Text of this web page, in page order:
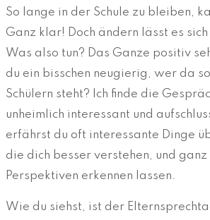
So lange in der Schule zu bleiben,
Ganz klar! Doch ändern lässt es sich
Was also tun? Das Ganze positiv
du ein bisschen neugierig, wer da
Schülern steht? Ich finde die
unheimlich interessant und
erfährst du oft interessante Dinge
die dich besser verstehen, und ganz
Perspektiven erkennen lassen.
Wie du siehst, ist der